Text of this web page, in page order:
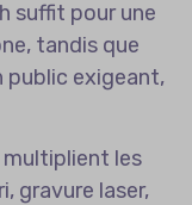
suffit pour une
tandis que
public exigeant,
les
gravure laser,